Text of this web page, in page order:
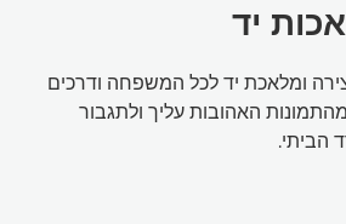
יד
ומלאכת יד לכל המשפחה ודרכים
האהובות עליך ולתגבור
הביתי.